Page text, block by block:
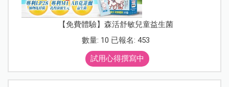
【免費體驗】森活舒敏兒童益生菌
數量: 10 已報名: 453
試用心得撰寫中